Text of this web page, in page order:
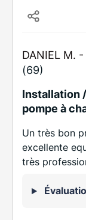
DANIEL M. -
(69)
Installation
pompe à
Un très bon
excellente
très